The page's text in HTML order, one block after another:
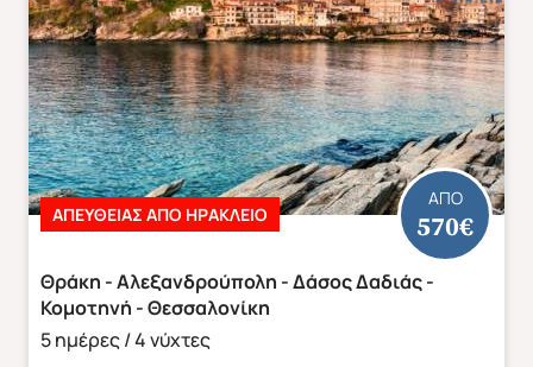
ΑΣΙΑ ΑΦΡΙΚΗ
Θράκη - Αλεξανδρούπολη - Δάσος Δαδιάς -
Κομοτηνή - Θεσσαλονίκη
5 ημέρες / 4 νύχτες
ΑΠΟ
570€
ΑΠΕΥΘΕΙΑΣ ΑΠΟ ΗΡΑΚΛΕΙΟ